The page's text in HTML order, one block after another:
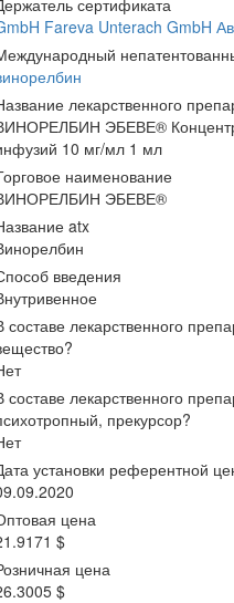
Fareva Unterach GmbH
лекарственного
ЭБЕВЕ®
10 мг/мл 1 мл
наименование
ЭБЕВЕ®
atx
введения
составе лекарственного
составе лекарственного
прекурсор?
установки референтной
цена
$
цена
$